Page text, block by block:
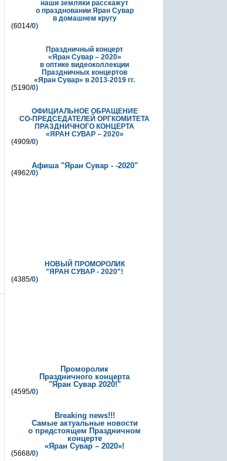
наши земляки расскажут
о праздновании Яран Сувар
в домашнем кругу
(6014/0)
Праздничный концерт
«Яран Сувар – 2020»
в оптике видеоколлекции
Праздничных концертов
«Яран Сувар» в 2013-2019 гг.
(5190/0)
ОФИЦИАЛЬНОЕ ОБРАЩЕНИЕ
СО-ПРЕДСЕДАТЕЛЕЙ ОРГКОМИТЕТА
ПРАЗДНИЧНОГО КОНЦЕРТА
«ЯРАН СУВАР – 2020»
(4909/0)
Афиша "Яран Сувар - -2020"
(4962/0)
НОВЫЙ ПРОМОРОЛИК
"ЯРАН СУВАР - 2020"!
(4385/0)
Проморолик
Праздничного концерта
"Яран Сувар 2020!"
(4595/0)
Breaking news!!!
Самые актуальные новости
о предстоящем Праздничном
концерте
«Яран Сувар – 2020»!
(5668/0)